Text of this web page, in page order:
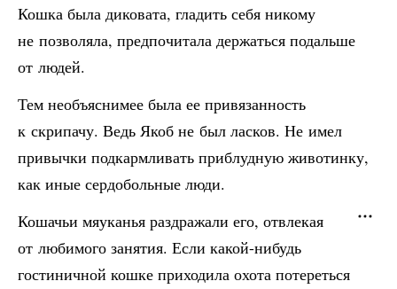
Кошка была диковата, гладить себя никому
не позволяла, предпочитала держаться подальше
от людей.
Тем необъяснимее была ее привязанность
к скрипачу. Ведь Якоб не был ласков. Не имел
привычки подкармливать приблудную животинку,
как иные сердобольные люди.
Кошачьи мяуканья раздражали его, отвлекая
от любимого занятия. Если какой-нибудь
гостиничной кошке приходила охота потереться